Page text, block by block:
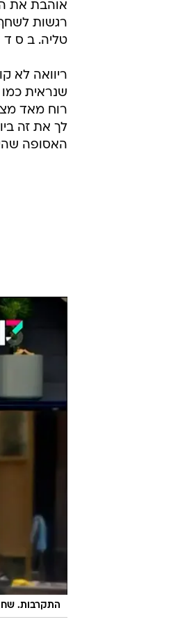
אוהבת את
רגשות
טליה. ב ס ד
ריוואה לא
שנראית
רוח מאד
לך את זה
האסופה
התקרבות.